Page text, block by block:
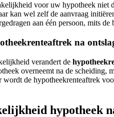
voor uw hypotheek niet
kan wel zelf de aanvraag
aan één persoon, mits de
na
verandert de
overneemt na de
de hypotheekrenteaftrek
hypotheek